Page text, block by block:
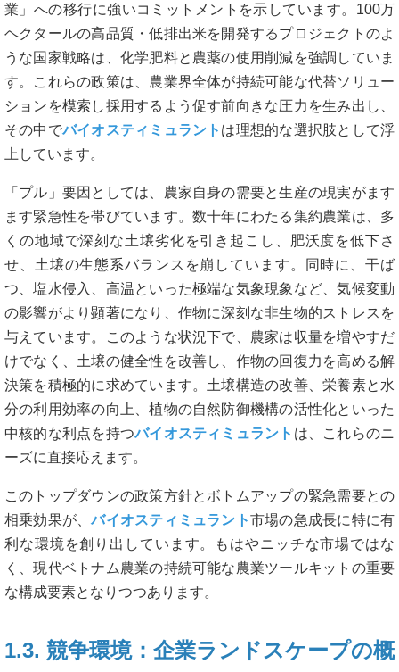
業」への移行に強いコミットメントを示しています。100万
ヘクタールの高品質・低排出米を開発するプロジェクトのよ
うな国家戦略は、化学肥料と農薬の使用削減を強調していま
す。これらの政策は、農業界全体が持続可能な代替ソリュー
ションを模索し採用するよう促す前向きな圧力を生み出し、
その中でバイオスティミュラント は理想的な選択肢として浮
上しています。
「プル」要因としては、農家自身の需要と生産の現実がます
ます緊急性を帯びています。数十年にわたる集約農業は、多
くの地域で深刻な土壌劣化を引き起こし、肥沃度を低下さ
せ、土壌の生態系バランスを崩しています。同時に、干ば
つ、塩水侵入、高温といった極端な気象現象など、気候変動
の影響がより顕著になり、作物に深刻な非生物的ストレスを
与えています。このような状況下で、農家は収量を増やすだ
けでなく、土壌の健全性を改善し、作物の回復力を高める解
決策を積極的に求めています。土壌構造の改善、栄養素と水
分の利用効率の向上、植物の自然防御機構の活性化といった
中核的な利点を持つバイオスティミュラント は、これらのニ
ーズに直接応えます。
このトップダウンの政策方針とボトムアップの緊急需要との
相乗効果が、バイオスティミュラント市場の急成長に特に有
利な環境を創り出しています。もはやニッチな市場ではな
く、現代ベトナム農業の持続可能な農業ツールキットの重要
な構成要素となりつつあります。
1.3. 競争環境：企業ランドスケープの概